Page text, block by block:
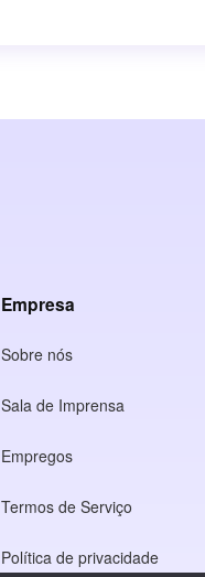
Empresa
Sobre nós
Sala de Imprensa
Empregos
Termos de Serviço
Política de privacidade